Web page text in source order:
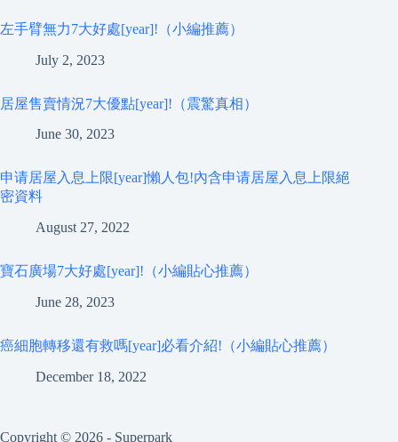
左手臂無力7大好處[year]!（小編推薦）
July 2, 2023
居屋售賣情況7大優點[year]!（震驚真相）
June 30, 2023
申请居屋入息上限[year]懶人包!內含申请居屋入息上限絕
密資料
August 27, 2022
寶石廣場7大好處[year]!（小編貼心推薦）
June 28, 2023
癌細胞轉移還有救嗎[year]必看介紹!（小編貼心推薦）
December 18, 2022
Copyright © 2026 - Superpark